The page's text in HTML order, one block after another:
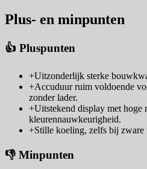
Plus- en minpunten
👍 Pluspunten
+Uitzonderlijk sterke
+Accuduur ruim voldoende
zonder lader.
+Uitstekend display met hoge
kleurennauwkeurigheid.
+Stille koeling, zelfs bij
👎 Minpunten